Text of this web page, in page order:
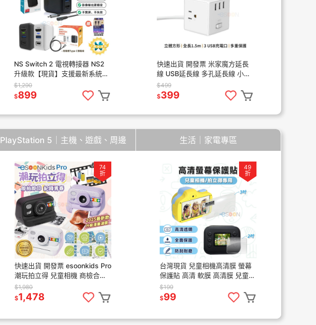
NS Switch 2 電視轉接器 NS2
升級款【現貨】支援最新系統
NS2 影像轉換器 DOCK 投屏 可
更新
$1,290
$899
快速出貨 開發票 米家魔方延長
線 USB延長線 多孔延長線 小米
公司貨 自動斷電 插座 充電器 快
充頭 小米延長線
$499
$399
PlayStation 5｜主機、遊戲、周邊 生活｜家電專區
74
折
快速出貨 開發票 esoonkids Pro
潮玩拍立得 兒童相機 商檢合格
打印相機 可拍照 錄影 4900萬
畫素相機
$1,980
$1,478
49
折
台灣現貨 兒童相機高清膜 螢幕
保護貼 高清 軟膜 高清膜 兒童相
機用 保護貼 保護膜 防刮 耐磨
高清滿版 ESOON
$199
$99